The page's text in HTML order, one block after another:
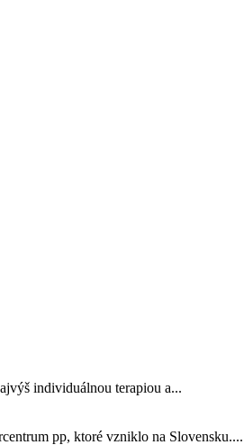
individuálnou terapiou a...
pp, ktoré vzniklo na Slovensku....